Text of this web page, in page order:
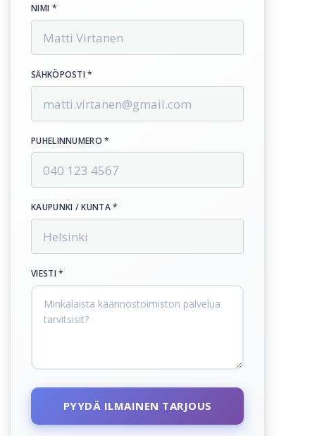
NIMI *
SÄHKÖPOSTI *
PUHELINNUMERO *
KAUPUNKI / KUNTA *
VIESTI *
PYYDÄ ILMAINEN TARJOUS